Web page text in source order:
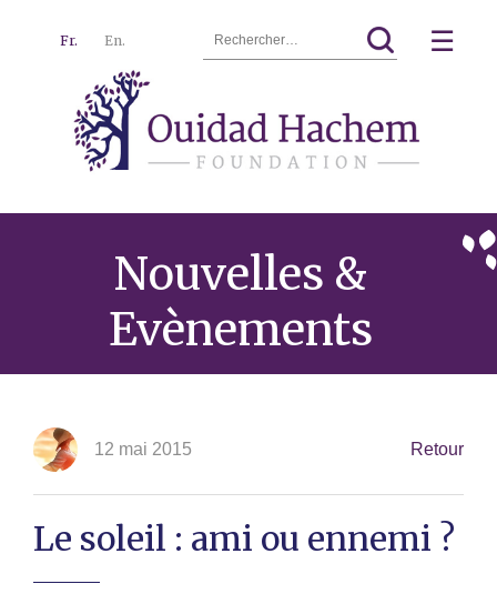
Hachem
Fr. En. ☰
Nouvelles &
Evènements
12 mai 2015 Retour
Le soleil : ami ou ennemi ?